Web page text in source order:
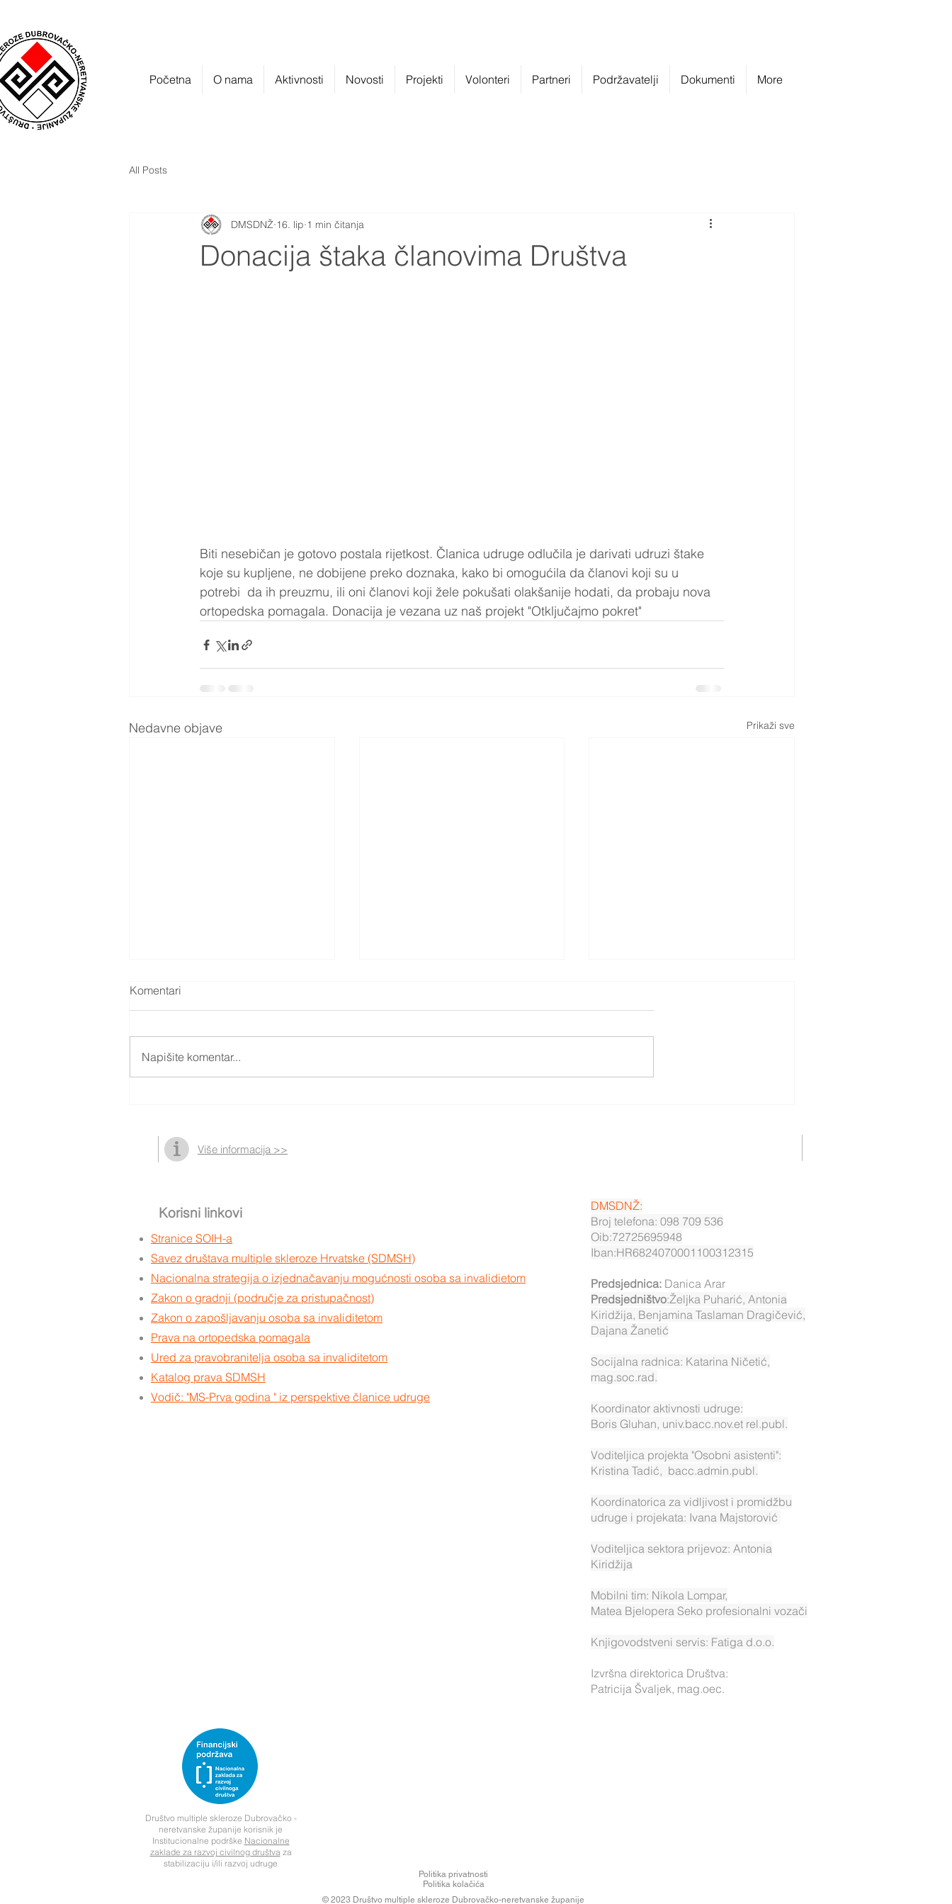
Početna O nama Aktivnosti Novosti Projekti Volonteri Partneri Podržavatelji Dokumenti More
All Posts
Donacija štaka članovima Društva
DMSDNŽ 16. lip 1 min čitanja
Biti nesebičan je gotovo postala rijetkost. Članica udruge odlučila je darivati udruzi štake
koje su kupljene, ne dobijene preko doznaka, kako bi omogućila da članovi koji su u
potrebi  da ih preuzmu, ili oni članovi koji žele pokušati olakšanije hodati, da probaju nova
ortopedska pomagala. Donacija je vezana uz naš projekt "Otključajmo pokret"
Nedavne objave Prikaži sve
Komentari
Napišite komentar...
Više informacija >>
Korisni linkovi
Stranice SOIH-a
Savez društava multiple skleroze Hrvatske (SDMSH)
Nacionalna strategija o izjednačavanju mogućnosti osoba sa invalidietom
Zakon o gradnji (područje za pristupačnost)
Zakon o zapošljavanju osoba sa invaliditetom
Prava na ortopedska pomagala
Ured za pravobranitelja osoba sa invaliditetom
Katalog prava SDMSH
Vodič: "MS-Prva godina " iz perspektive članice udruge
DMSDNŽ:
Broj telefona: 098 709 536
Oib:72725695948
Iban:HR6824070001100312315
Predsjednica: Danica Arar
Predsjedništvo:Željka Puharić, Antonia
Kiridžija, Benjamina Taslaman Dragičević,
Dajana Žanetić
Socijalna radnica: Katarina Ničetić,
mag.soc.rad.
Koordinator aktivnosti udruge:
Boris Gluhan, univ.bacc.nov.et rel.publ.
Voditeljica projekta "Osobni asistenti":
Kristina Tadić, bacc.admin.publ.
Koordinatorica za vidljivost i promidžbu
udruge i projekata: Ivana Majstorović
Voditeljica sektora prijevoz: Antonia
Kiridžija
Mobilni tim: Nikola Lompar,
Matea Bjelopera Seko profesionalni vozači
Knjigovodstveni servis: Fatiga d.o.o.
Izvršna direktorica Društva:
Patricija Švaljek, mag.oec.
Društvo multiple skleroze Dubrovačko -
neretvanske županije korisnik je
Institucionalne podrške Nacionalne
zaklade za razvoj civilnog društva za
stabilizaciju i/ili razvoj udruge
Politika privatnosti
Politika kolačića
© 2023 Društvo multiple skleroze Dubrovačko-neretvanske županije